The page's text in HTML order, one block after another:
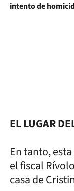
EL LUGAR
En tanto,
el fiscal
casa de